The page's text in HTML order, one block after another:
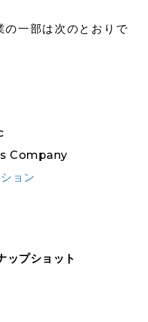
の一部は次のとおりで
Company
ョン
ップショット